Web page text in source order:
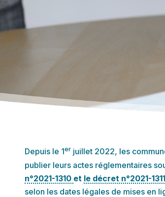
Depuis le 1er juillet 2022, les
publier leurs actes réglementaires
n°2021-1310 et le décret n°2021-1311
selon les dates légales de mises en